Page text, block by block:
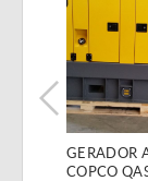
GERADOR
COPCO